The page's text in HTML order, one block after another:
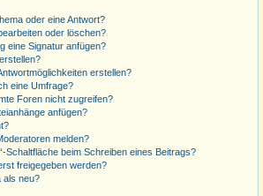
oder eine Antwort?
oder löschen?
eine Signatur anfügen?
erstellen?
eine Umfrage?
Foren nicht zugreifen?
anfügen?
melden?
Schaltfläche beim Schreiben eines Beitrags?
freigegeben werden?
als neu?